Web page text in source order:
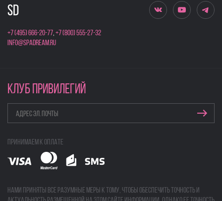
+7 (495) 666-20-77,+7 (800) 555-27-32
info@spadream.ru
КЛУБ ПРИВИЛЕГИЙ
Принимаем к оплате
Нами приняты все разумные меры к тому, чтобы обеспечить точность и